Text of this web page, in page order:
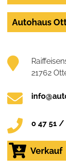
Autohaus
21762
0 47 51 /
Verkauf